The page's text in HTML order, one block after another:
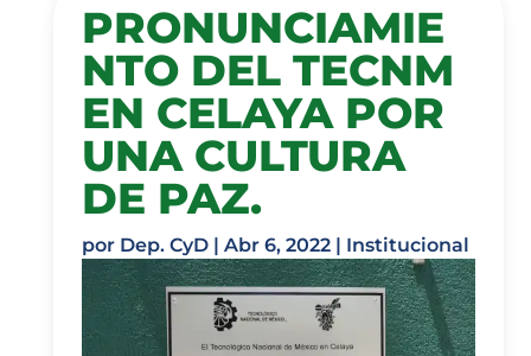
PRONUNCIAMIE
NTO DEL TECNM
EN CELAYA POR
UNA CULTURA
DE PAZ.
por Dep. CyD| Abr 6, 2022| Institucional